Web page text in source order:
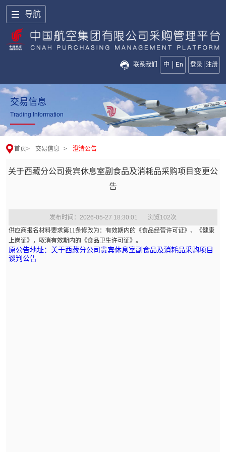
导航
联系我们 中 En 登录 注册
交易信息
Trading Information
首页> 交易信息 > 澄清公告
关于西藏分公司贵宾休息室副食品及消耗品采购项目变更公
告
发布时间：2026-05-27 18:30:01 浏览102次
供应商报名材料要求第11条修改为：有效期内的《食品经营许可证》、《健康
上岗证》，取消有效期内的《食品卫生许可证》。
原公告地址：关于西藏分公司贵宾休息室副食品及消耗品采购项目
谈判公告